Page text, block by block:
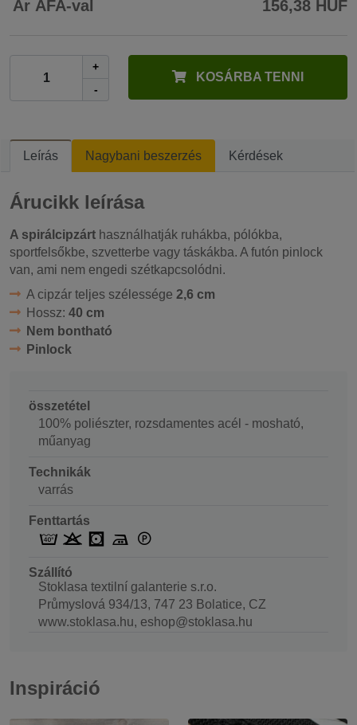
Ár ÁFA-val 156,38 HUF
+
-
KOSÁRBA TENNI
Leírás Nagybani beszerzés Kérdések
Árucikk leírása
A spirálcipzárt használhatják ruhákba, pólókba,
sportfelsőkbe, szvetterbe vagy táskákba. A futón pinlock
van, ami nem engedi szétkapcsolódni.
A cipzár teljes szélessége 2,6 cm
Hossz: 40 cm
Nem bontható
Pinlock
összetétel
100% poliészter, rozsdamentes acél - mosható,
műanyag
Technikák
varrás
Fenttartás
Szállító
Stoklasa textilní galanterie s.r.o.
Průmyslová 934/13, 747 23 Bolatice, CZ
www.stoklasa.hu, eshop@stoklasa.hu
Inspiráció